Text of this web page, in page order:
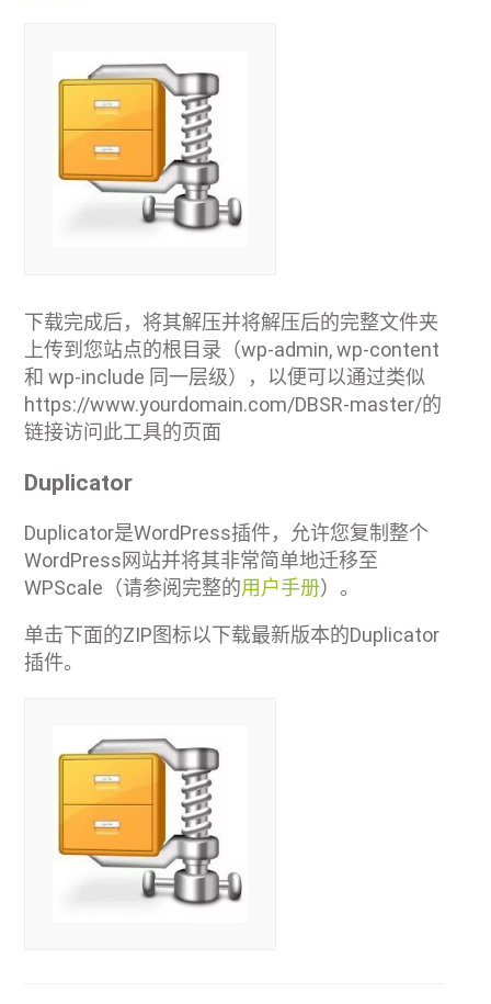
下载完成后，将其解压并将解压后的完整文件夹
上传到您站点的根目录（wp-admin, wp-content
和 wp-include 同一层级），以便可以通过类似
https://www.yourdomain.com/DBSR-master/的
链接访问此工具的页面
Duplicator
Duplicator是WordPress插件，允许您复制整个
WordPress网站并将其非常简单地迁移至
WPScale（请参阅完整的用户手册）。
单击下面的ZIP图标以下载最新版本的Duplicator
插件。